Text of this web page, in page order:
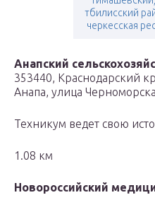
тбилисский
черкесская
Анапский
353440, Краснодарский
Анапа, улица
Техникум ведет свою
1.08 км
Новороссийский